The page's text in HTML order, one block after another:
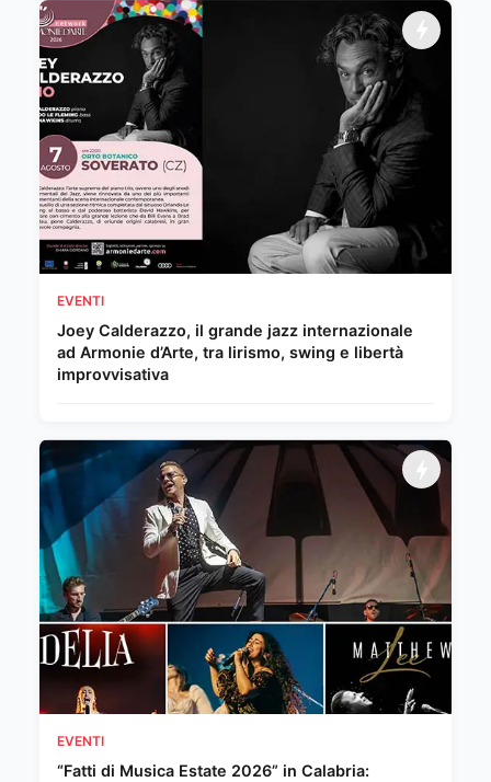
EVENTI
Joey Calderazzo, il grande jazz internazionale
ad Armonie d’Arte, tra lirismo, swing e libertà
improvvisativa
EVENTI
“Fatti di Musica Estate 2026” in Calabria: